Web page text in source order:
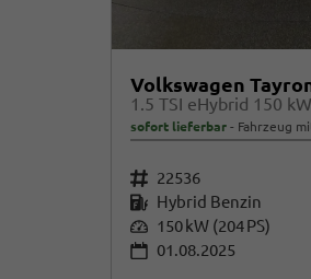
Volkswagen
sofort lieferbar Fahrzeug
Fahrzeugnr. 22536
Kraftstoff Hybrid Benzin
Leistung 150 kW (204 PS)
01.08.2025